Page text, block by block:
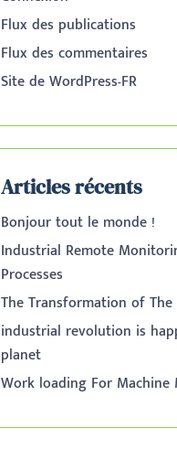
Flux des publications
Flux des commentaires
Site de WordPress-FR
Articles récents
Bonjour tout le monde !
Industrial Remote
Processes
The Transformation of
industrial revolution is
planet
Work loading For Machine